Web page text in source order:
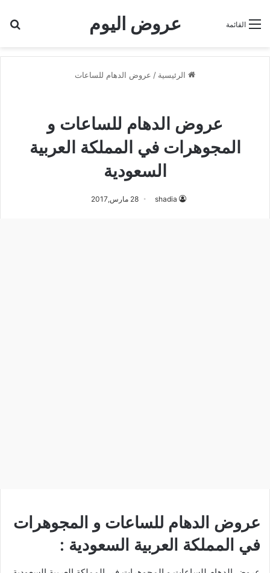
عروض اليوم القائمة
الرئيسية / عروض الدهام للساعات
عروض الدهام للساعات و
المجوهرات في المملكة العربية
السعودية
shadia 28 مارس,2017
عروض الدهام للساعات و المجوهرات
في المملكة العربية السعودية :